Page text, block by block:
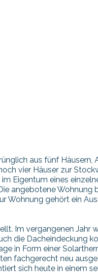
aus fünf Häusern,
vier Häuser zur
Eigentum eines
angebotene Wohnung
Wohnung gehört ein
Im vergangenen Jahr
die Dacheindeckung
in Form einer
fachgerecht neu
sich heute in einem